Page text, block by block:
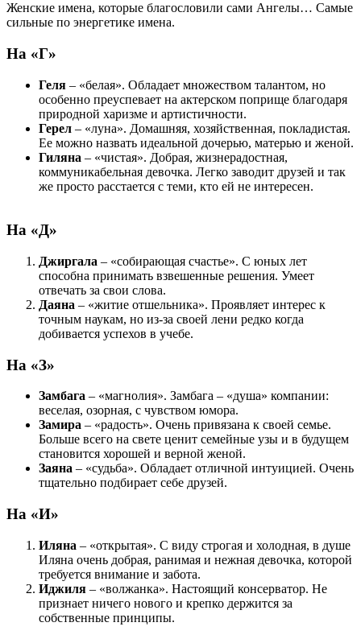
Женские имена, которые благословили сами Ангелы… Самые
сильные по энергетике имена.
На «Г»
Геля – «белая». Обладает множеством талантом, но
особенно преуспевает на актерском поприще благодаря
природной харизме и артистичности.
Герел – «луна». Домашняя, хозяйственная, покладистая.
Ее можно назвать идеальной дочерью, матерью и женой.
Гиляна – «чистая». Добрая, жизнерадостная,
коммуникабельная девочка. Легко заводит друзей и так
же просто расстается с теми, кто ей не интересен.
На «Д»
Джиргала – «собирающая счастье». С юных лет
способна принимать взвешенные решения. Умеет
отвечать за свои слова.
Даяна – «житие отшельника». Проявляет интерес к
точным наукам, но из-за своей лени редко когда
добивается успехов в учебе.
На «З»
Замбага – «магнолия». Замбага – «душа» компании:
веселая, озорная, с чувством юмора.
Замира – «радость». Очень привязана к своей семье.
Больше всего на свете ценит семейные узы и в будущем
становится хорошей и верной женой.
Заяна – «судьба». Обладает отличной интуицией. Очень
тщательно подбирает себе друзей.
На «И»
Иляна – «открытая». С виду строгая и холодная, в душе
Иляна очень добрая, ранимая и нежная девочка, которой
требуется внимание и забота.
Иджиля – «волжанка». Настоящий консерватор. Не
признает ничего нового и крепко держится за
собственные принципы.